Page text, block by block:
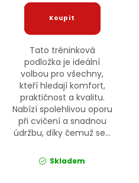
Tato tréninková
podložka je ideální
volbou pro všechny,
kteří hledají komfort,
praktičnost a kvalitu.
Nabízí spolehlivou oporu
při cvičení a snadnou
údržbu, díky čemuž se...
Skladem